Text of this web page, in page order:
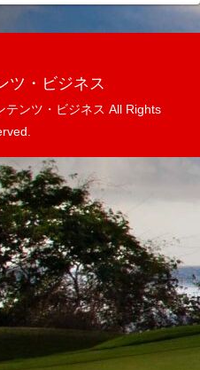
ツ・ビジネス
ンツ・ビジネス All Rights